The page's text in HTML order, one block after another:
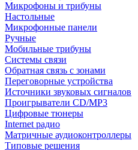
Микрофоны и трибуны
Настольные
Микрофонные панели
Ручные
Мобильные трибуны
Системы связи
Обратная связь с зонами
Переговорные устройства
Источники звуковых сигналов
Проигрыватели CD/MP3
Цифровые тюнеры
Internet радио
Матричные аудиоконтроллеры
Типовые решения